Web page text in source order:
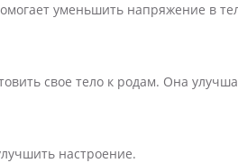
уменьшить напряжение в
свое тело к родам. Она
настроение.